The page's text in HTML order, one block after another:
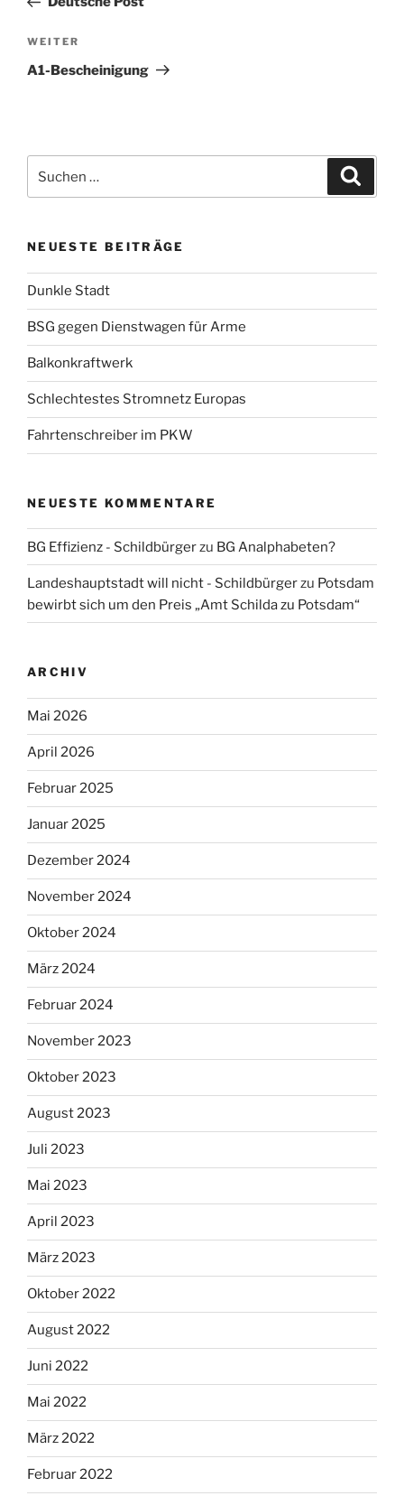
Nächster
Beitrag
WEITER
A1-Bescheinigung
nach:
NEUESTE BEITRÄGE
Dunkle Stadt
BSG gegen Dienstwagen für Arme
Balkonkraftwerk
Schlechtestes Stromnetz Europas
Fahrtenschreiber im PKW
NEUESTE KOMMENTARE
BG Effizienz - Schildbürgerzu BG Analphabeten?
Landeshauptstadt will nicht - Schildbürgerzu Potsdam
bewirbt sich um den Preis „Amt Schilda zu Potsdam“
ARCHIV
Mai 2026
April 2026
Februar 2025
Januar 2025
Dezember 2024
November 2024
Oktober 2024
März 2024
Februar 2024
November 2023
Oktober 2023
August 2023
Juli 2023
Mai 2023
April 2023
März 2023
Oktober 2022
August 2022
Juni 2022
Mai 2022
März 2022
Februar 2022